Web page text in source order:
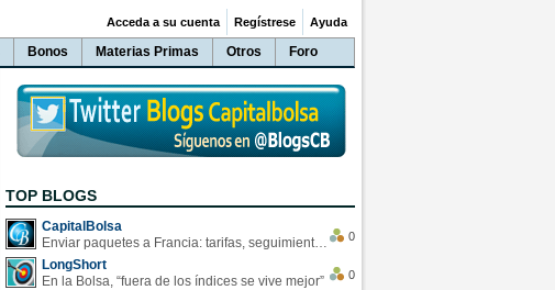
Bonos Materias Primas Otros Foro
Acceda a su cuenta Regístrese Ayuda
TOP BLOGS
CapitalBolsa
Enviar paquetes a Francia: tarifas, seguimiento y ventajas destacadas
0
LongShort
En la Bolsa, “fuera de los índices se vive mejor”
0